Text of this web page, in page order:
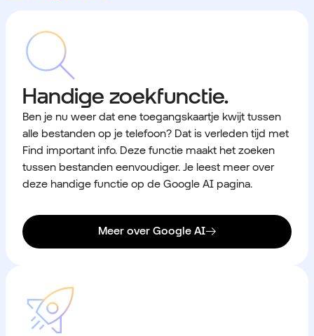
Handige zoekfunctie.
Ben je nu weer dat ene toegangskaartje kwijt tussen
alle bestanden op je telefoon? Dat is verleden tijd met
Find important info. Deze functie maakt het zoeken
tussen bestanden eenvoudiger. Je leest meer over
deze handige functie op de Google AI pagina.
Meer over Google AI